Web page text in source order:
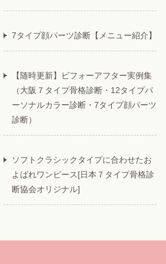
7タイプ顔パーツ診断【メニュー紹介】
【随時更新】ビフォーアフター実例集
（大阪７タイプ骨格診断・12タイプパ
ーソナルカラー診断・7タイプ顔パーツ
診断）
ソフトクラシックタイプに合わせたお
よばれワンピース[日本７タイプ骨格診
断協会オリジナル]